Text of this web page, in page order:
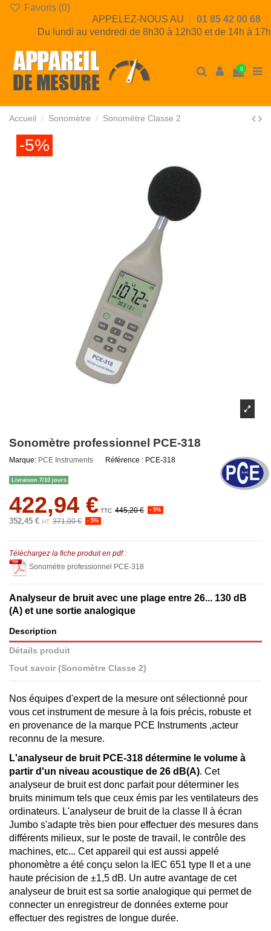
Favoris (0)
APPELEZ-NOUS AU
01 85 42 00 68
Du lundi au vendredi de 8h30 à 12h30 et de 14h à 17h
0
Accueil Sonomètre Sonomètre Classe 2
-5%
Sonomètre professionnel PCE-318
Marque: PCE Instruments Référence : PCE-318
Livraison 7/10 jours
422,94 € TTC 445,20 € - 5%
352,45 € HT 371,00 € - 5%
Téléchargez la fiche produit en pdf :
Sonomètre professionnel PCE-318
Analyseur de bruit avec une plage entre 26... 130 dB
(A) et une sortie analogique
Description
Détails produit
Tout savoir (Sonomètre Classe 2)
Nos équipes d'expert de la mesure ont sélectionné pour
vous cet instrument de mesure à la fois précis, robuste et
en provenance de la marque PCE Instruments ,acteur
reconnu de la mesure.
L'analyseur de bruit PCE-318 détermine le volume à
partir d'un niveau acoustique de 26 dB(A). Cet
analyseur de bruit est donc parfait pour déterminer les
bruits minimum tels que ceux émis par les ventilateurs des
ordinateurs. L'analyseur de bruit de la classe II à écran
Jumbo s'adapte très bien pour effectuer des mesures dans
différents milieux, sur le poste de travail, le contrôle des
machines, etc... Cet appareil qui est aussi appelé
phonomètre a été conçu selon la IEC 651 type II et a une
haute précision de ±1,5 dB. Un autre avantage de cet
analyseur de bruit est sa sortie analogique qui permet de
connecter un enregistreur de données externe pour
effectuer des registres de longue durée.